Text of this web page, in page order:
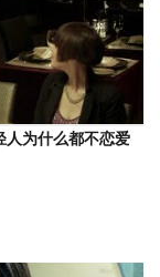
人为什么都不恋爱